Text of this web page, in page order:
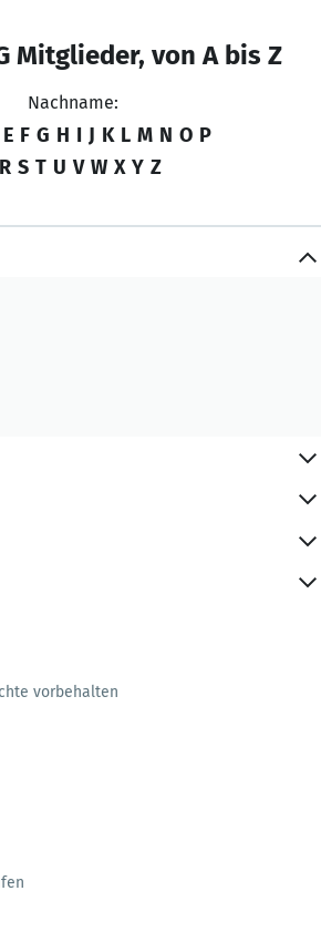
Mitglieder, von A bis Z
Nachname:
E F G H I J K L M N O P
R S T U V W X Y Z
vorbehalten